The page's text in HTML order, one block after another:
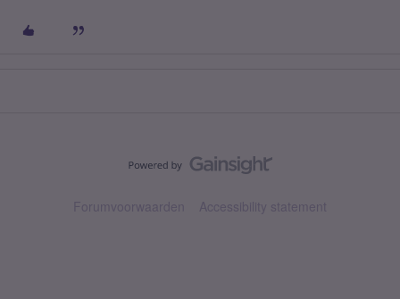
Forumvoorwaarden Accessibility statement